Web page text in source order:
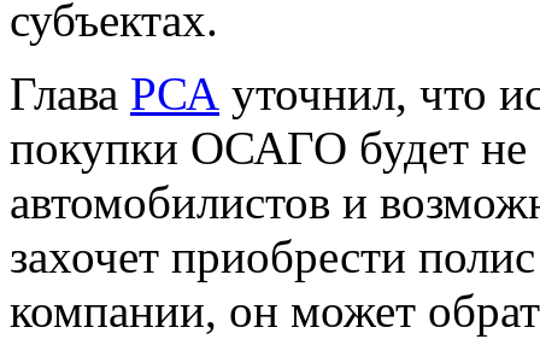
субъектах.
Глава РСА уточнил, что
покупки ОСАГО будет не
автомобилистов и
захочет приобрести
компании, он может